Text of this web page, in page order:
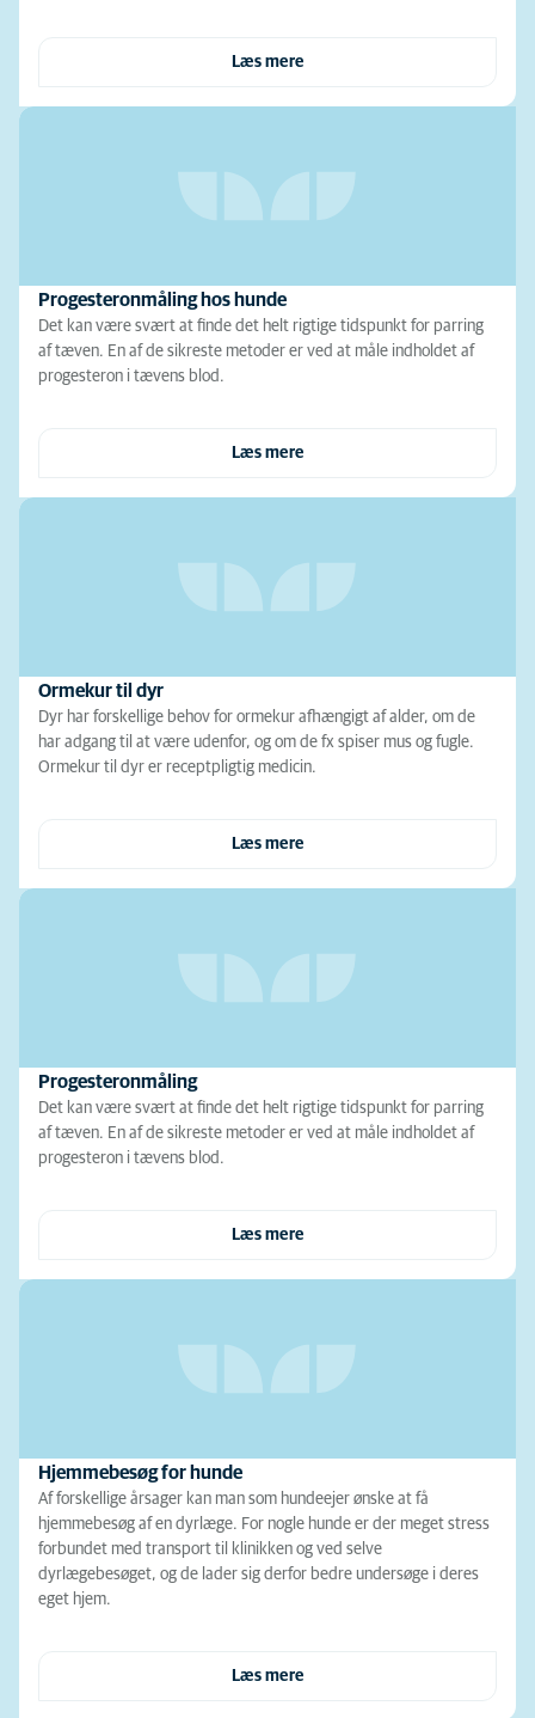
Læs mere
Progesteronmåling hos hunde
Det kan være svært at finde det helt rigtige tidspunkt for parring
af tæven. En af de sikreste metoder er ved at måle indholdet af
progesteron i tævens blod.
Læs mere
Ormekur til dyr
Dyr har forskellige behov for ormekur afhængigt af alder, om de
har adgang til at være udenfor, og om de fx spiser mus og fugle.
Ormekur til dyr er receptpligtig medicin.
Læs mere
Progesteronmåling
Det kan være svært at finde det helt rigtige tidspunkt for parring
af tæven. En af de sikreste metoder er ved at måle indholdet af
progesteron i tævens blod.
Læs mere
Hjemmebesøg for hunde
Af forskellige årsager kan man som hundeejer ønske at få
hjemmebesøg af en dyrlæge. For nogle hunde er der meget stress
forbundet med transport til klinikken og ved selve
dyrlægebesøget, og de lader sig derfor bedre undersøge i deres
eget hjem.
Læs mere